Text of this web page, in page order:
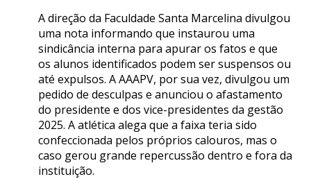
A direção da Faculdade Santa Marcelina divulgou
uma nota informando que instaurou uma
sindicância interna para apurar os fatos e que
os alunos identificados podem ser suspensos ou
até expulsos. A AAAPV, por sua vez, divulgou um
pedido de desculpas e anunciou o afastamento
do presidente e dos vice-presidentes da gestão
2025. A atlética alega que a faixa teria sido
confeccionada pelos próprios calouros, mas o
caso gerou grande repercussão dentro e fora da
instituição.